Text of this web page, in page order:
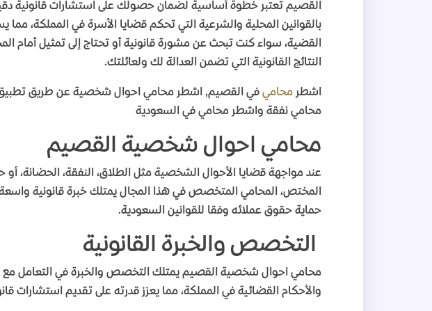
القصيم تعتبر خطوة أساسية لضمان حصولك على استشارات قانونية
بالقوانين المحلية والشرعية التي تحكم قضايا الأسرة في المملكة، مما
القضية، سواء كنت تبحث عن مشورة قانونية أو تحتاج إلى تمثيل
النتائج القانونية التي تضمن العدالة لك ولعائلتك.
اشطر محامي في القصيم, اشطر محامي احوال شخصية عن طريق
محامي نفقة واشطر محامي في السعودية
محامي احوال شخصية القصيم
عند مواجهة قضايا الأحوال الشخصية مثل الطلاق، النفقة، الحضانة،
المختص، المحامي المتخصص في هذا المجال يمتلك خبرة قانونية
حماية حقوق عملائه وفقا للقوانين السعودية.
التخصص والخبرة القانونية
محامي احوال شخصية القصيم يمتلك التخصص والخبرة في التعامل مع
والأحكام القضائية في المملكة، مما يعزز قدرته على تقديم